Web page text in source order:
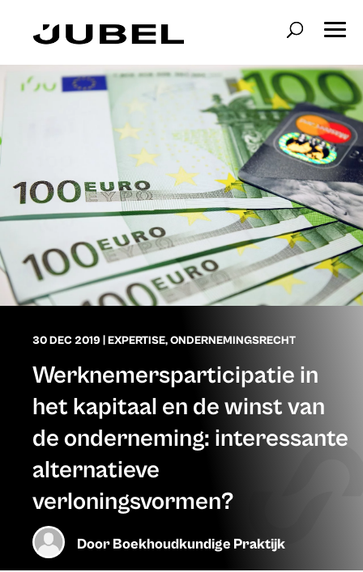
30 DEC 2019 EXPERTISE,ONDERNEMINGSRECHT
Werknemersparticipatie in
het kapitaal en de winst van
de onderneming: interessante
alternatieve
verloningsvormen?
DoorBoekhoudkundige Praktijk